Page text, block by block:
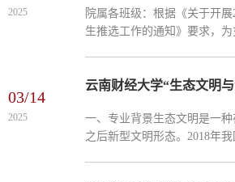
2025
院属各班级：根据《关于开
生推选工作的通知》要求，为
推选程序，公...
03/14
2025
一、专业背景生态文明是一
之后新型文明形态。2018年